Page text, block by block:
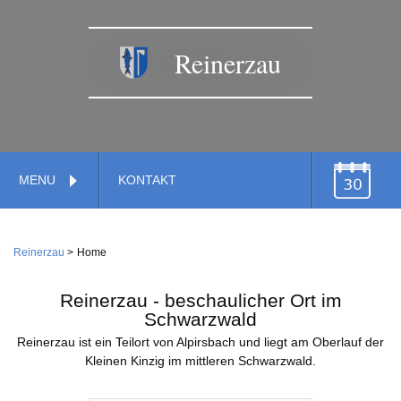
Reinerzau
überspringen
MENU KONTAKT
TERMINE
Reinerzau Home
Reinerzau - beschaulicher Ort im
Schwarzwald
Reinerzau ist ein Teilort von Alpirsbach und liegt am Oberlauf der
Kleinen Kinzig im mittleren Schwarzwald.
überspringen
Gemeindestiftung
Wirtschaft
Dienstleistungen